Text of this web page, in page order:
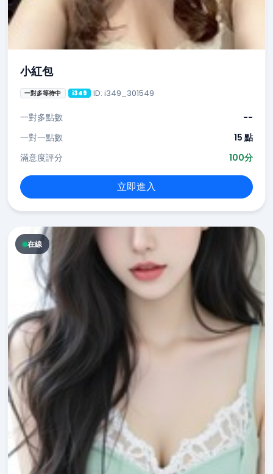
小紅包
一對多等待中 i349 ID: i349_301549
一對多點數
--
一對一點數
15 點
滿意度評分
100分
立即進入
在線